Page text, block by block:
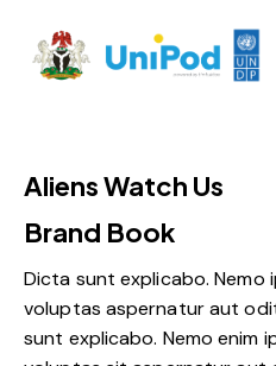
Aliens Watch Us
Brand Book
Dicta sunt explicabo. Nemo
voluptas aspernatur aut
sunt explicabo. Nemo enim